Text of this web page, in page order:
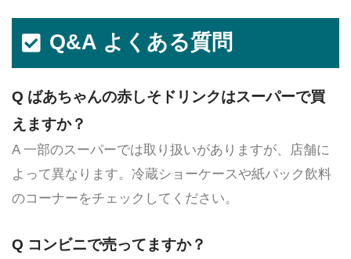
Q&A よくある質問
Q ばあちゃんの赤しそドリンクはスーパーで買
えますか？
A 一部のスーパーでは取り扱いがありますが、店舗に
よって異なります。冷蔵ショーケースや紙パック飲料
のコーナーをチェックしてください。
Q コンビニで売ってますか？